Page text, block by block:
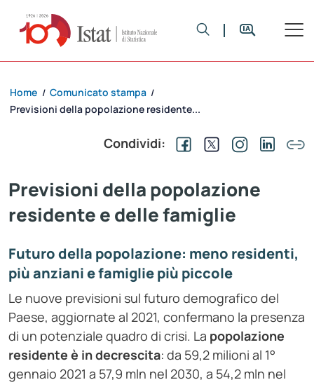
Home / Comunicato stampa /
Previsioni della popolazione residente...
Condividi:
Previsioni della popolazione
residente e delle famiglie
Futuro della popolazione: meno residenti,
più anziani e famiglie più piccole
Le nuove previsioni sul futuro demografico del
Paese, aggiornate al 2021, confermano la presenza
di un potenziale quadro di crisi. La popolazione
residente è in decrescita: da 59,2 milioni al 1°
gennaio 2021 a 57,9 mln nel 2030, a 54,2 mln nel